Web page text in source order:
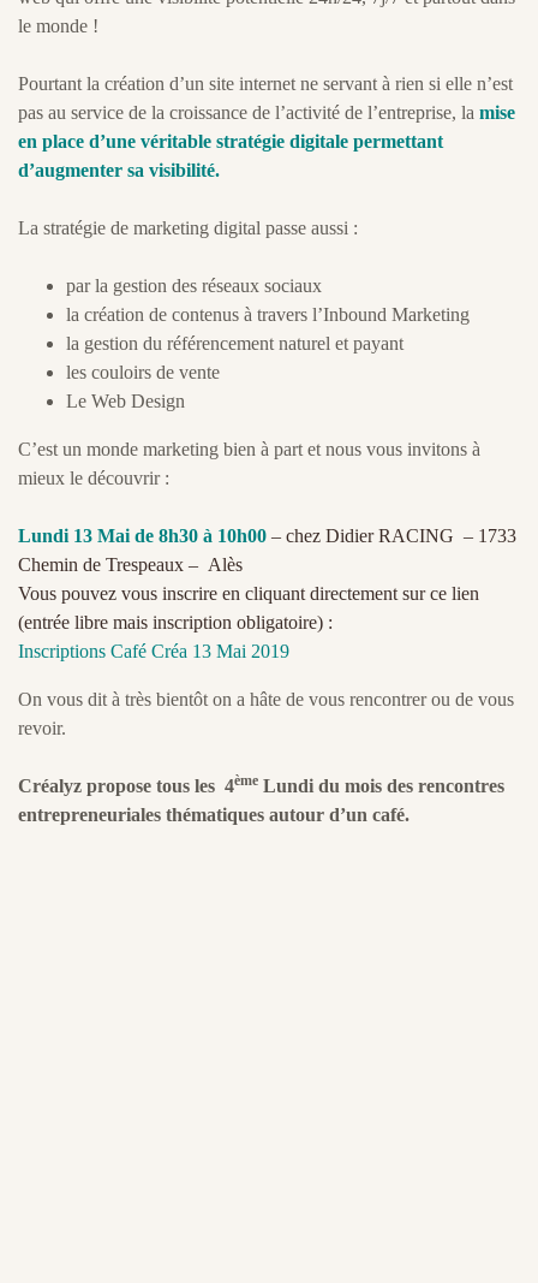
le monde !
Pourtant la création d’un site internet ne servant à rien si elle n’est
pas au service de la croissance de l’activité de l’entreprise, la mise
en place d’une véritable stratégie digitale permettant
d’augmenter sa visibilité.
La stratégie de marketing digital passe aussi :
par la gestion des réseaux sociaux
la création de contenus à travers l’Inbound Marketing
la gestion du référencement naturel et payant
les couloirs de vente
Le Web Design
C’est un monde marketing bien à part et nous vous invitons à
mieux le découvrir :
Lundi 13 Mai de 8h30 à 10h00 – chez Didier RACING – 1733
Chemin de Trespeaux – Alès
Vous pouvez vous inscrire en cliquant directement sur ce lien
(entrée libre mais inscription obligatoire) :
Inscriptions Café Créa 13 Mai 2019
On vous dit à très bientôt on a hâte de vous rencontrer ou de vous
revoir.
Créalyz propose tous les 4ème Lundi du mois des rencontres
entrepreneuriales thématiques autour d’un café.